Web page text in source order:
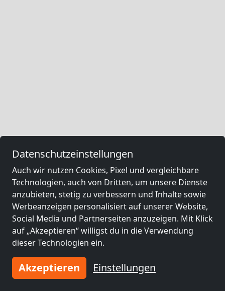
Datenschutzeinstellungen
Auch wir nutzen Cookies, Pixel und vergleichbare
Technologien, auch von Dritten, um unsere Dienste
anzubieten, stetig zu verbessern und Inhalte sowie
Werbeanzeigen personalisiert auf unserer Website,
Social Media und Partnerseiten anzuzeigen. Mit Klick
auf „Akzeptieren“ willigst du in die Verwendung
dieser Technologien ein.
Akzeptieren Einstellungen